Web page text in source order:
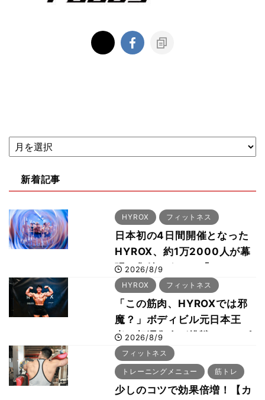
新着記事
HYROX フィットネス
日本初の4日間開催となった
HYROX、約1万2000人が幕
張に集結 すでに「2028、
29年の大会も準備」
2026/8/9
HYROX フィットネス
「この筋肉、HYROXでは邪
魔？」ボディビル元日本王
者・相澤隼人が挑戦 バーピ
ーでは驚異の種目2位
2026/8/9
フィットネス
トレーニングメニュー 筋トレ
少しのコツで効果倍増！【カ